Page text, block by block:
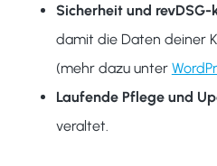
Sicherheit und
damit die Daten deiner
(mehr dazu unter
Laufende Pflege und
veraltet.